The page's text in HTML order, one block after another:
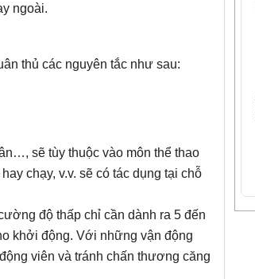
ngoài.
thủ các nguyên tắc như sau:
sẽ tùy thuộc vào môn thể thao
chạy, v.v. sẽ có tác dụng tại chỗ
độ thấp chỉ cần dành ra 5 đến
khởi động. Với những vận động
viên và tránh chấn thương căng